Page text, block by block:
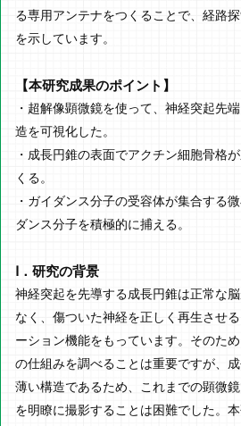
る専用アンテナをつくることで、経路
を示しています。
【本研究成果のポイント】
・超解像顕微鏡を使って、神経突起先
造を可視化した。
・成長円錐の表面でアクチン細胞骨格
くる。
・ガイダンス分子の受容体が集合する
ダンス分子を積極的に捕える。
Ⅰ．研究の背景
神経突起を先導する成長円錐は正常な
なく、傷ついた神経を正しく再生させ
ーション機能をもっています。そのた
の仕組みを調べることは重要ですが、
薄い構造であるため、これまでの顕微
を明瞭に撮影することは困難でした。